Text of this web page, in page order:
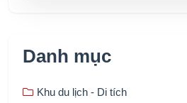
Danh mục
Khu du lịch - Di tích